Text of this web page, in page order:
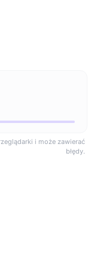
i może zawierać
błędy.